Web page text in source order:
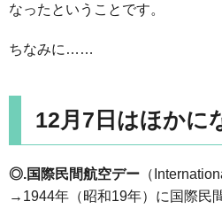
なったということです。
ちなみに……
12月7日はほかに
◎.国際民間航空デー （
→1944年（昭和19年）に国際民